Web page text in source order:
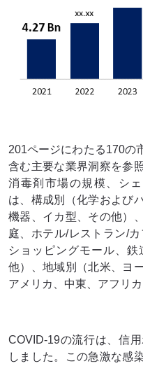
201ページにわたる170の
含む主要な業界洞察を参
消毒剤市場の規模、シ
は、構成別（化学および
機器、イカ型、その他）
庭、ホテル/レストラン/
ショッピングモール、
他）、地域別（北米、ヨ
アメリカ、中東、アフリ
COVID-19の流行は、信
しました。この急激な感